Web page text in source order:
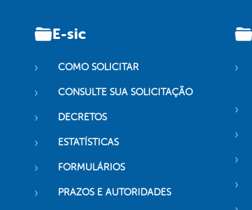
E-sic
COMO SOLICITAR
CONSULTE SUA SOLICITAÇÃO
DECRETOS
ESTATÍSTICAS
FORMULÁRIOS
PRAZOS E AUTORIDADES